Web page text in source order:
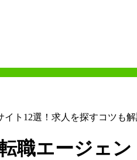
ト12選！求人を探すコツも解
職エージェ